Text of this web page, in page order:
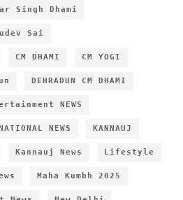
Singh Dhami
Sai
CM DHAMI CM YOGI
DEHRADUN CM DHAMI
NEWS
NEWS KANNAUJ
Kannauj News Lifestyle
Maha Kumbh 2025